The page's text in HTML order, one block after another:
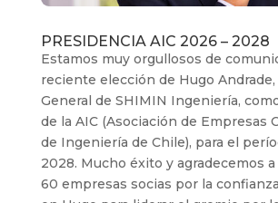
PRESIDENCIA AIC 2026 – 2028
Estamos muy orgullosos de
reciente elección de Hugo
General de SHIMIN Ingeniería,
de la AIC (Asociación de Empresas
de Ingeniería de Chile), para el
2028. Mucho éxito y agradecemos a
60 empresas socias por la